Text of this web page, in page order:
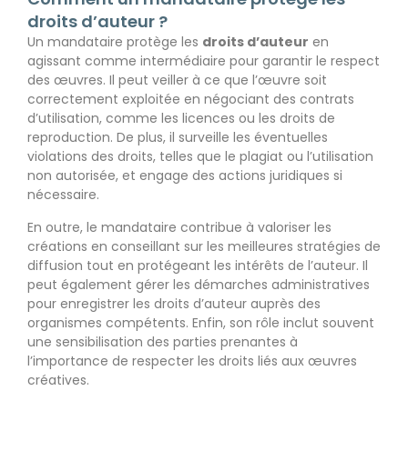
droits d’auteur ?
Un mandataire protège les droits d’auteur en
agissant comme intermédiaire pour garantir le respect
des œuvres. Il peut veiller à ce que l’œuvre soit
correctement exploitée en négociant des contrats
d’utilisation, comme les licences ou les droits de
reproduction. De plus, il surveille les éventuelles
violations des droits, telles que le plagiat ou l’utilisation
non autorisée, et engage des actions juridiques si
nécessaire.
En outre, le mandataire contribue à valoriser les
créations en conseillant sur les meilleures stratégies de
diffusion tout en protégeant les intérêts de l’auteur. Il
peut également gérer les démarches administratives
pour enregistrer les droits d’auteur auprès des
organismes compétents. Enfin, son rôle inclut souvent
une sensibilisation des parties prenantes à
l’importance de respecter les droits liés aux œuvres
créatives.